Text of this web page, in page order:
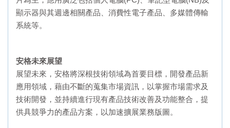
顯示器與其週邊相關產品、消費性電子產品、多媒體傳輸
系統等。
安格未來展望
展望未來，安格將深根技術領域為首要目標，開發產品新
應用領域，藉由不斷的蒐集市場資訊，以掌握市場需求及
技術開發，並持續進行現有產品技術改善及功能整合，提
供具競爭力的產品方案，以加速擴展業務版圖。